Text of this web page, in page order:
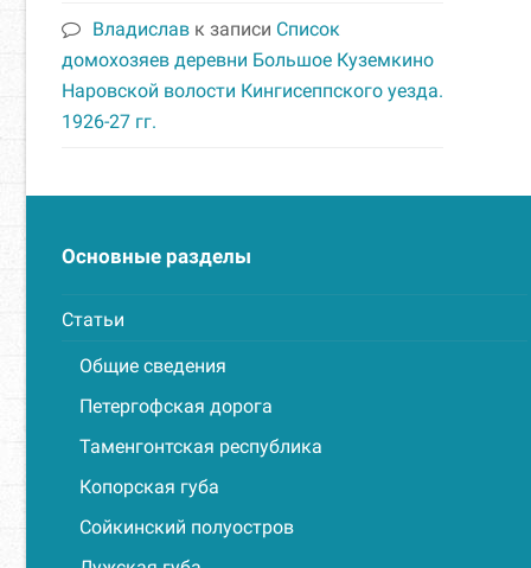
Владислав к записи Список
домохозяев деревни Большое Куземкино
Наровской волости Кингисеппского уезда.
1926-27 гг.
Основные разделы
Статьи
Общие сведения
Петергофская дорога
Таменгонтская республика
Копорская губа
Сойкинский полуостров